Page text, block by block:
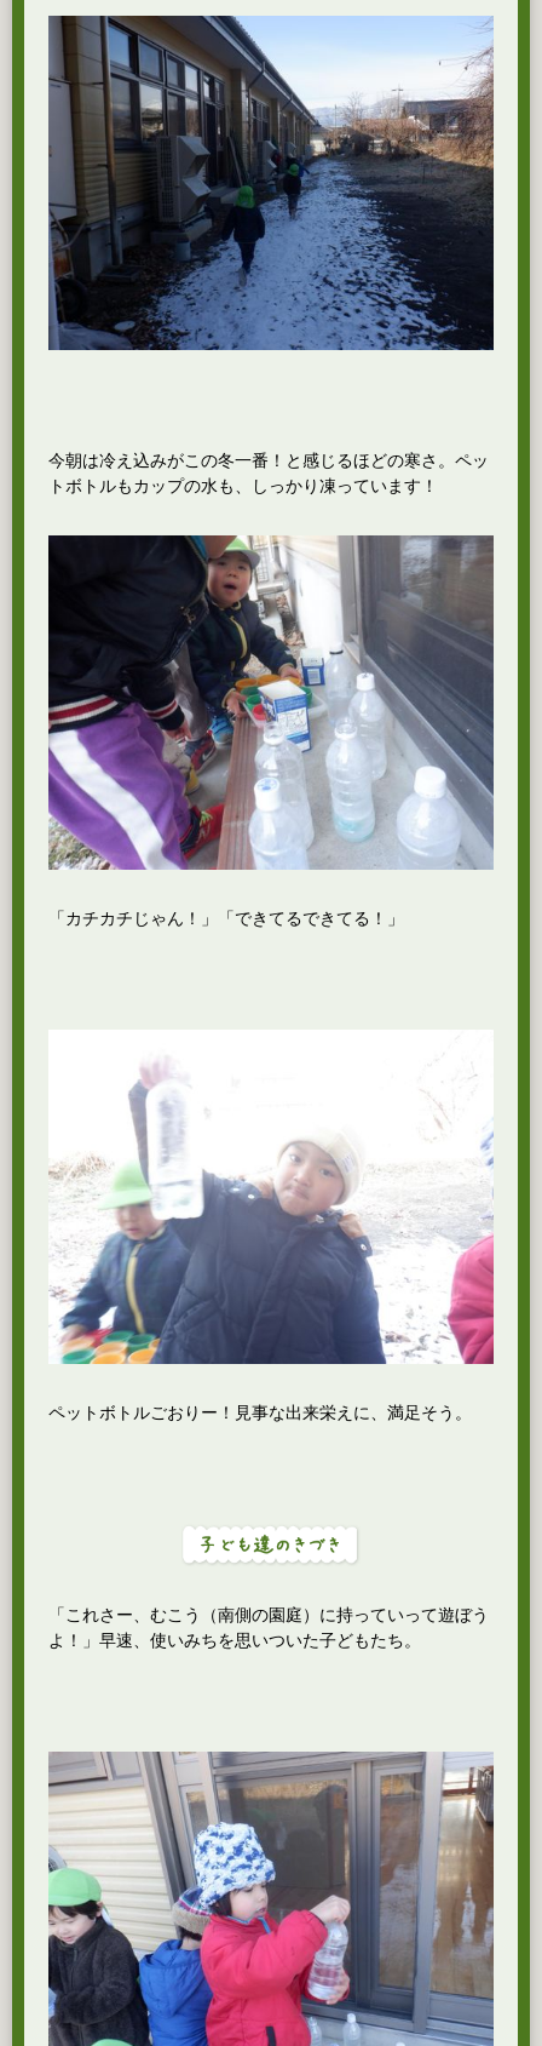
今朝は冷え込みがこの冬一番！と感じるほどの寒さ。ペッ
トボトルもカップの水も、しっかり凍っています！
「カチカチじゃん！」「できてるできてる！」
ペットボトルごおりー！見事な出来栄えに、満足そう。
「これさー、むこう（南側の園庭）に持っていって遊ぼう
よ！」早速、使いみちを思いついた子どもたち。